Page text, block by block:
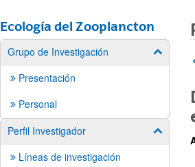
Ecología del Zooplancton
Grupo de Investigación Mostrar/
Presentación
Personal
Perfil Investigador
Mostrar/
Líneas de investigación